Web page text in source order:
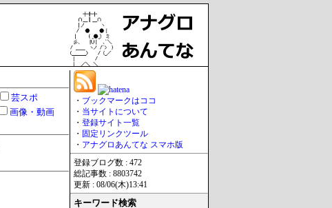
芸スポ
画像・動画
・ ブックマークはココ
・ 当サイトについて
・ 登録サイト一覧
・ 固定リンクツール
・ アナグロあんてな スマホ版
登録ブログ数 : 472
総記事数 : 8803742
更新 : 08/06(木)13:41
キーワード検索